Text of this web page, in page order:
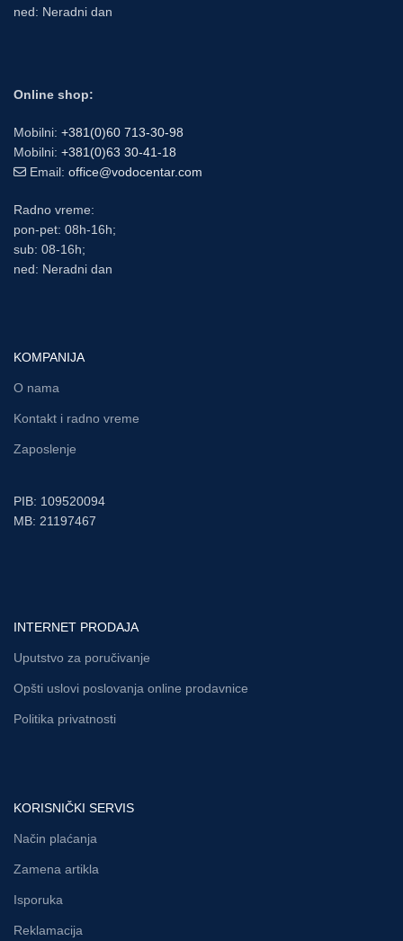
ned: Neradni dan
Online shop:
Mobilni: +381(0)60 713-30-98
Mobilni: +381(0)63 30-41-18
Email: office@vodocentar.com
Radno vreme:
pon-pet: 08h-16h;
sub: 08-16h;
ned: Neradni dan
KOMPANIJA
O nama
Kontakt i radno vreme
Zaposlenje
PIB: 109520094
MB: 21197467
INTERNET PRODAJA
Uputstvo za poručivanje
Opšti uslovi poslovanja online prodavnice
Politika privatnosti
KORISNIČKI SERVIS
Način plaćanja
Zamena artikla
Isporuka
Reklamacija